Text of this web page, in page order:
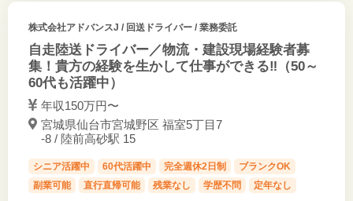
株式会社アドバンスJ / 回送ドライバー / 業務委託
自走陸送ドライバー／物流・建設現場経験者募
集！貴方の経験を生かして仕事ができる‼（50～
60代も活躍中）
年収150万円〜
宮城県仙台市宮城野区 福室5丁目7
-8 / 陸前高砂駅 15
シニア活躍中 60代活躍中 完全週休2日制
ブランクOK
副業可能
直行直帰可能 残業なし 学歴不問 定年なし